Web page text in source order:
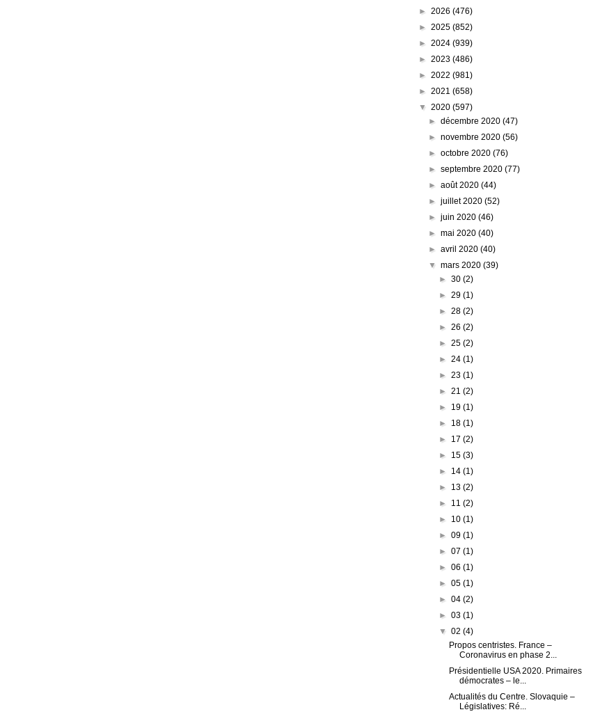
► 2026 (476)
► 2025 (852)
► 2024 (939)
► 2023 (486)
► 2022 (981)
► 2021 (658)
▼ 2020 (597)
►décembre 2020(47)
►novembre 2020(56)
►octobre 2020(76)
►septembre 2020(77)
►août 2020(44)
►juillet 2020(52)
►juin 2020(46)
►mai 2020(40)
►avril 2020(40)
▼mars 2020(39)
► 30 (2)
► 29 (1)
► 28 (2)
► 26 (2)
► 25 (2)
► 24 (1)
► 23 (1)
► 21 (2)
► 19 (1)
► 18 (1)
► 17 (2)
► 15 (3)
► 14 (1)
► 13 (2)
► 11 (2)
► 10 (1)
► 09 (1)
► 07 (1)
► 06 (1)
► 05 (1)
► 04 (2)
► 03 (1)
▼ 02 (4)
Propos centristes. France –
Coronavirus en phase 2...
Présidentielle USA 2020. Primaires
démocrates – le...
Actualités du Centre. Slovaquie –
Législatives: Ré...